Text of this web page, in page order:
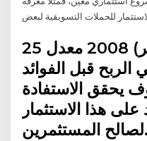
للحملات التسويقية لبعض
25 تشرين الثاني (نوفمبر) 2008 معدل
الربح قبل الفوائد
يحقق الاستفادة
على هذا الاستثمار
لصالح المستثمرين.